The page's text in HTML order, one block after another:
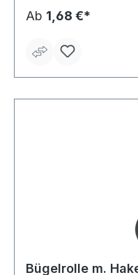
Ab 1,68 €*
Bügelrolle m.